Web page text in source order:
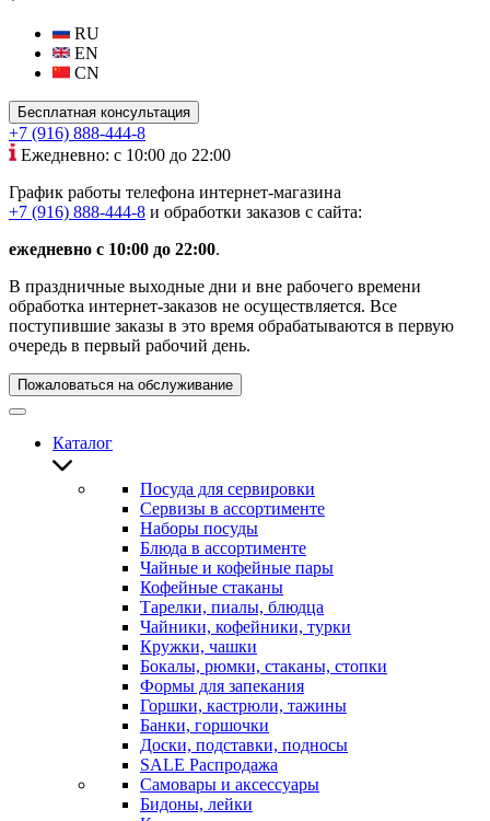
RU
EN
CN
Бесплатная консультация
+7 (916) 888-444-8
Ежедневно: с 10:00 до 22:00
График работы телефона интернет-магазина
+7 (916) 888-444-8 и обработки заказов с сайта:
ежедневно с 10:00 до 22:00.
В праздничные выходные дни и вне рабочего времени
обработка интернет-заказов не осуществляется. Все
поступившие заказы в это время обрабатываются в первую
очередь в первый рабочий день.
Пожаловаться на обслуживание
Каталог
Посуда для сервировки
Сервизы в ассортименте
Наборы посуды
Блюда в ассортименте
Чайные и кофейные пары
Кофейные стаканы
Тарелки, пиалы, блюдца
Чайники, кофейники, турки
Кружки, чашки
Бокалы, рюмки, стаканы, стопки
Формы для запекания
Горшки, кастрюли, тажины
Банки, горшочки
Доски, подставки, подносы
SALE Распродажа
Самовары и аксессуары
Бидоны, лейки